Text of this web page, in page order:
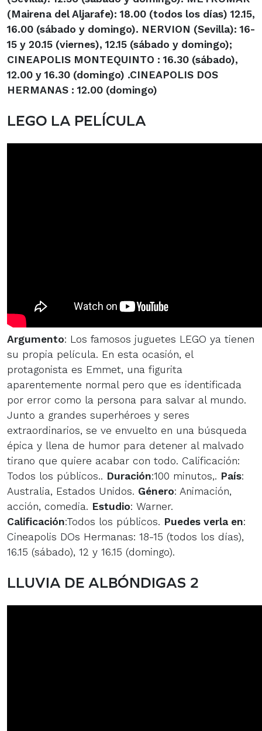
(Mairena del Aljarafe): 18.00 (todos los días) 12.15,
16.00 (sábado y domingo). NERVION (Sevilla): 16-
15 y 20.15 (viernes), 12.15 (sábado y domingo);
CINEAPOLIS MONTEQUINTO : 16.30 (sábado),
12.00 y 16.30 (domingo) .CINEAPOLIS DOS
HERMANAS : 12.00 (domingo)
LEGO LA PELÍCULA
Argumento: Los famosos juguetes LEGO ya tienen
su propia película. En esta ocasión, el
protagonista es Emmet, una figurita
aparentemente normal pero que es identificada
por error como la persona para salvar al mundo.
Junto a grandes superhéroes y seres
extraordinarios, se ve envuelto en una búsqueda
épica y llena de humor para detener al malvado
tirano que quiere acabar con todo. Calificación:
Todos los públicos.. Duración:100 minutos,. País:
Australia, Estados Unidos. Género: Animación,
acción, comedia. Estudio: Warner.
Calificación:Todos los públicos. Puedes verla en:
Cineapolis DOs Hermanas: 18-15 (todos los días),
16.15 (sábado), 12 y 16.15 (domingo).
LLUVIA DE ALBÓNDIGAS 2